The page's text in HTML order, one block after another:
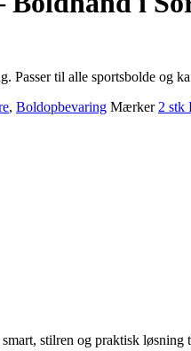
til alle sportsbolde og
, Boldopbevaring Mærker 2 stk
stilren og praktisk